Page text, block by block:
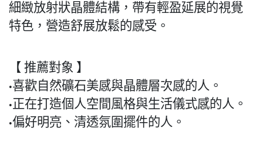
細緻放射狀晶體結構，帶有輕盈延展的視覺
特色，營造舒展放鬆的感受。
【 推薦對象 】
•喜歡自然礦石美感與晶體層次感的人。
•正在打造個人空間風格與生活儀式感的人。
•偏好明亮、清透氛圍擺件的人。